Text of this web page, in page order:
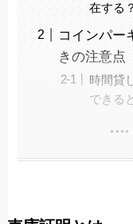
在する？
コインパー
きの注意点
時間貸
できる